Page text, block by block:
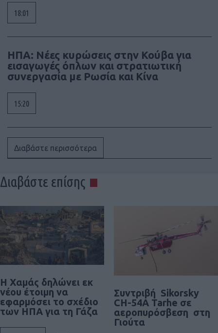
18:01
ΗΠΑ: Νέες κυρώσεις στην Κούβα για
εισαγωγές όπλων και στρατιωτική
συνεργασία με Ρωσία και Κίνα
15:20
Διαβάστε περισσότερα
Διαβάστε επίσης
Η Χαμάς δηλώνει εκ
νέου έτοιμη να
εφαρμόσει το σχέδιο
των ΗΠΑ για τη Γάζα
Συντριβή Sikorsky
CH-54A Tarhe σε
αεροπυρόσβεση στη
Γιούτα